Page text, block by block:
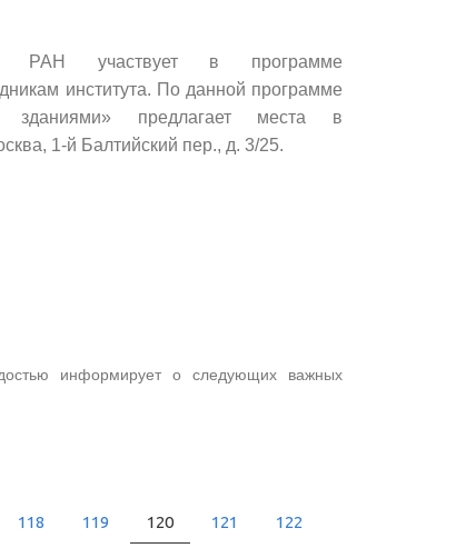
участвует в программе
института. По данной программе
предлагает места в
1-й Балтийский пер., д. 3/25.
информирует о следующих важных
118 119 120 121 122